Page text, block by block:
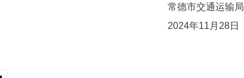
常德市交通运输局
2024年11月28日